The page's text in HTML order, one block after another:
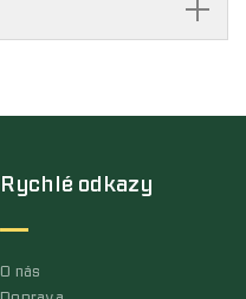
Rychlé odkazy
O nás